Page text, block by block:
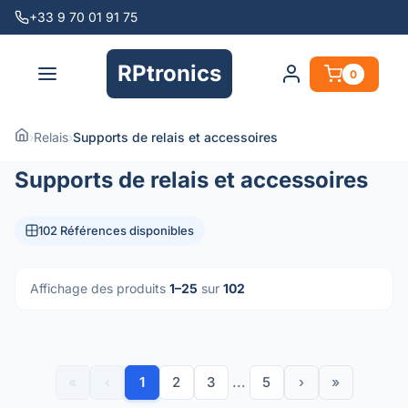
+33 9 70 01 91 75
RPtronics 0
›Relais›Supports de relais et accessoires
Supports de relais et accessoires
102 Références disponibles
Affichage des produits 1–25 sur 102
1 2 3 ... 5 › »